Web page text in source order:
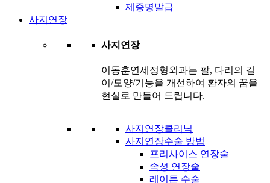
제증명발급
사지연장
사지연장
이동훈연세정형외과는 팔, 다리의 길
이/모양/기능을 개선하여 환자의 꿈을
현실로 만들어 드립니다.
사지연장클리닉
사지연장수술 방법
프리사이스 연장술
속성 연장술
레이튼 수술